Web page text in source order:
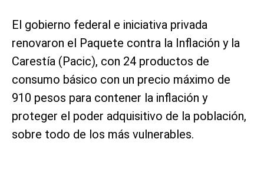
El gobierno federal e iniciativa privada
renovaron el Paquete contra la Inflación y la
Carestía (Pacic), con 24 productos de
consumo básico con un precio máximo de
910 pesos para contener la inflación y
proteger el poder adquisitivo de la población,
sobre todo de los más vulnerables.